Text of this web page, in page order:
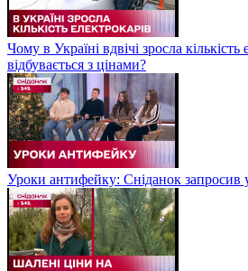
Чому в Україні вдвічі зросла кількість
відбувається з цінами?
Уроки антифейку: Сніданок запросив